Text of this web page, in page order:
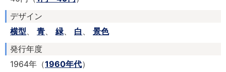
デザイン
横型
青 緑 白
景色
発行年度
1964年（1960年代）